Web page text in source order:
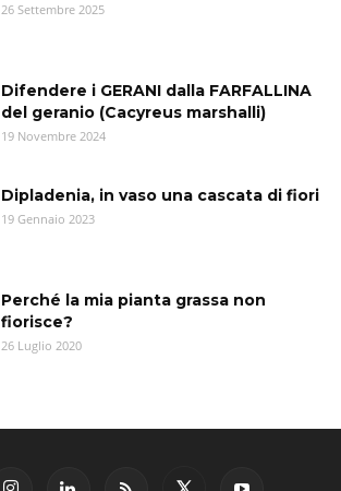
26 Settembre 2025
Difendere i GERANI dalla FARFALLINA
del geranio (Cacyreus marshalli)
19 Novembre 2024
Dipladenia, in vaso una cascata di fiori
19 Gennaio 2023
Perché la mia pianta grassa non
fiorisce?
26 Luglio 2020